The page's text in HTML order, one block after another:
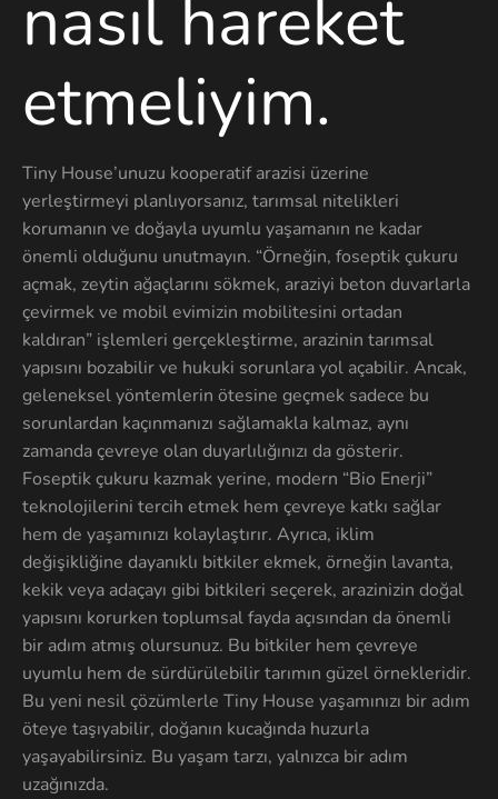
nasıl hareket
etmeliyim.
Tiny House’unuzu kooperatif arazisi üzerine
yerleştirmeyi planlıyorsanız, tarımsal nitelikleri
korumanın ve doğayla uyumlu yaşamanın ne kadar
önemli olduğunu unutmayın. “Örneğin, foseptik çukuru
açmak, zeytin ağaçlarını sökmek, araziyi beton duvarlarla
çevirmek ve mobil evimizin mobilitesini ortadan
kaldıran” işlemleri gerçekleştirme, arazinin tarımsal
yapısını bozabilir ve hukuki sorunlara yol açabilir. Ancak,
geleneksel yöntemlerin ötesine geçmek sadece bu
sorunlardan kaçınmanızı sağlamakla kalmaz, aynı
zamanda çevreye olan duyarlılığınızı da gösterir.
Foseptik çukuru kazmak yerine, modern “Bio Enerji”
teknolojilerini tercih etmek hem çevreye katkı sağlar
hem de yaşamınızı kolaylaştırır. Ayrıca, iklim
değişikliğine dayanıklı bitkiler ekmek, örneğin lavanta,
kekik veya adaçayı gibi bitkileri seçerek, arazinizin doğal
yapısını korurken toplumsal fayda açısından da önemli
bir adım atmış olursunuz. Bu bitkiler hem çevreye
uyumlu hem de sürdürülebilir tarımın güzel örnekleridir.
Bu yeni nesil çözümlerle Tiny House yaşamınızı bir adım
öteye taşıyabilir, doğanın kucağında huzurla
yaşayabilirsiniz. Bu yaşam tarzı, yalnızca bir adım
uzağınızda.